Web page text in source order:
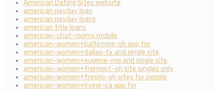
American Dating Sites website
american payday loan
american payday loans
american title loans
american-chat-rooms mobile
american-women+baltimore-oh app for
american-women+dallas-tx and single site
american-women+eugene-mo and single site
american-women+fremont-oh site singles only
american-women+fresno-oh sites for people
american-women+irvine-ca app for